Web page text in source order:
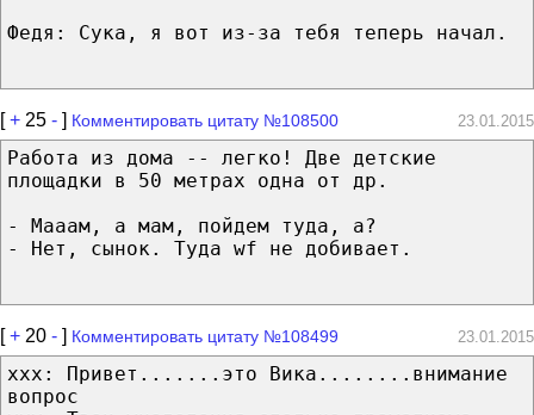
Федя: Сука, я вот из-за тебя теперь начал.
[+ 25 - ] Комментировать цитату №108500 23.01.2015
Работа из дома -- легко! Две детские
площадки в 50 метрах одна от др.
- Мааам, а мам, пойдем туда, а?
- Нет, сынок. Туда wf не добивает.
[+ 20 - ] Комментировать цитату №108499 23.01.2015
xxx: Привет.......это Вика........внимание
вопрос